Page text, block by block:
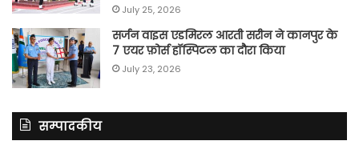
July 25, 2026
सर्जन वाइस एडमिरल आरती सरीन ने कानपुर के
7 एयर फ़ोर्स हॉस्पिटल का दौरा किया
July 23, 2026
सम्पादकीय